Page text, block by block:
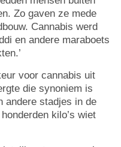
Zo gaven ze mede
Cannabis werd
en andere maraboets
voor cannabis uit
die synoniem is
andere stadjes in de
kilo’s wiet